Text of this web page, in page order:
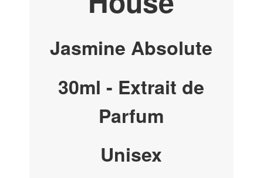
Jasmine Absolute
30ml - Extrait de
Parfum
Unisex